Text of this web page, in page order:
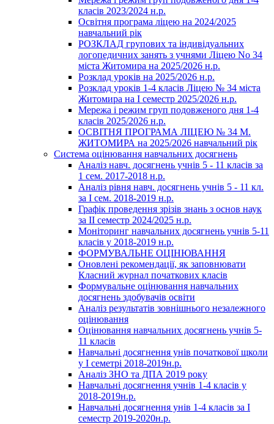
класів 2023/2024 н.р.
Освітня програма ліцею на 2024/2025
навчальний рік
РОЗКЛАД групових та індивідуальних
логопедичних занять з учнями Ліцею No 34
міста Житомира на 2025/2026 н.р.
Розклад уроків на 2025/2026 н.р.
Розклад уроків 1-4 класів Ліцею № 34 міста
Житомира на І семестр 2025/2026 н.р.
Мережа і режим груп подовженого дня 1-4
класів 2025/2026 н.р.
ОСВІТНЯ ПРОГРАМА ЛІЦЕЮ № 34 М.
ЖИТОМИРА на 2025/2026 навчальний рік
Система оцінювання навчальних досягнень
Аналіз навч. досягнень учнів 5 - 11 класів за
1 сем. 2017-2018 н.р.
Аналіз рівня навч. досягнень учнів 5 - 11 кл.
за І сем. 2018-2019 н.р.
Графік проведення зрізів знань з основ наук
за ІІ семестр 2024/2025 н.р.
Моніторинг навчальних досягнень учнів 5-11
класів у 2018-2019 н.р.
ФОРМУВАЛЬНЕ ОЦІНЮВАННЯ
Оновлені рекомендації, як заповнювати
Класний журнал початкових класів
Формувальне оцінювання навчальних
досягнень здобувачів освіти
Аналіз результатів зовнішнього незалежного
оцінювання
Оцінювання навчальних досягнень учнів 5-
11 класів
Навчальні досягнення унів початкової щколи
у І семетрі 2018-2019н.р.
Аналіз ЗНО та ДПА 2019 року
Навчальні досягнення учнів 1-4 класів у
2018-2019н.р.
Навчальні досягнення унів 1-4 класів за І
семестр 2019-2020н.р.